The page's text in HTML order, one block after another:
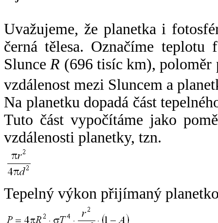
Uvažujeme, že planetka i
černá tělesa. Označíme
SlunceR (696 tisíc km),
vzdálenost mezi Sluncem a
Na planetku dopadá část
Tuto část vypočítáme jako
vzdálenosti planetky, tzn.
Tepelný výkon přijímaný